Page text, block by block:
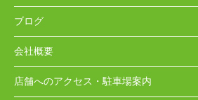
ブログ
会社概要
店舗へのアクセス・駐車場案内